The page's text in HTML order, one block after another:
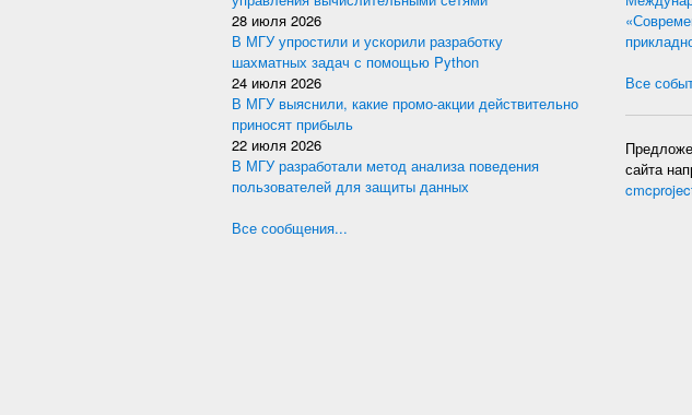
28 июля 2026
В МГУ упростили и ускорили разработку
шахматных задач с помощью Python
24 июля 2026
В МГУ выяснили, какие промо-акции действительно
приносят прибыль
22 июля 2026
В МГУ разработали метод анализа поведения
пользователей для защиты данных
Все сообщения...
Все
сайта